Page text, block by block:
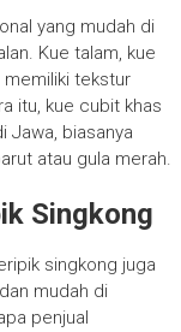
yang mudah di
Kue talam, kue
tekstur
itu, kue cubit khas
Jawa, biasanya
atau gula merah.
Singkong
singkong juga
mudah di
penjual